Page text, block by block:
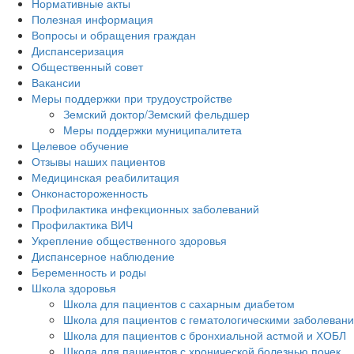
Нормативные акты
Полезная информация
Вопросы и обращения граждан
Диспансеризация
Общественный совет
Вакансии
Меры поддержки при трудоустройстве
Земский доктор/Земский фельдшер
Меры поддержки муниципалитета
Целевое обучение
Отзывы наших пациентов
Медицинская реабилитация
Онконастороженность
Профилактика инфекционных заболеваний
Профилактика ВИЧ
Укрепление общественного здоровья
Диспансерное наблюдение
Беременность и роды
Школа здоровья
Школа для пациентов с сахарным диабетом
Школа для пациентов с гематологическими
Школа для пациентов с бронхиальной астмой и ХОБЛ
Школа для пациентов с хронической болезнью почек